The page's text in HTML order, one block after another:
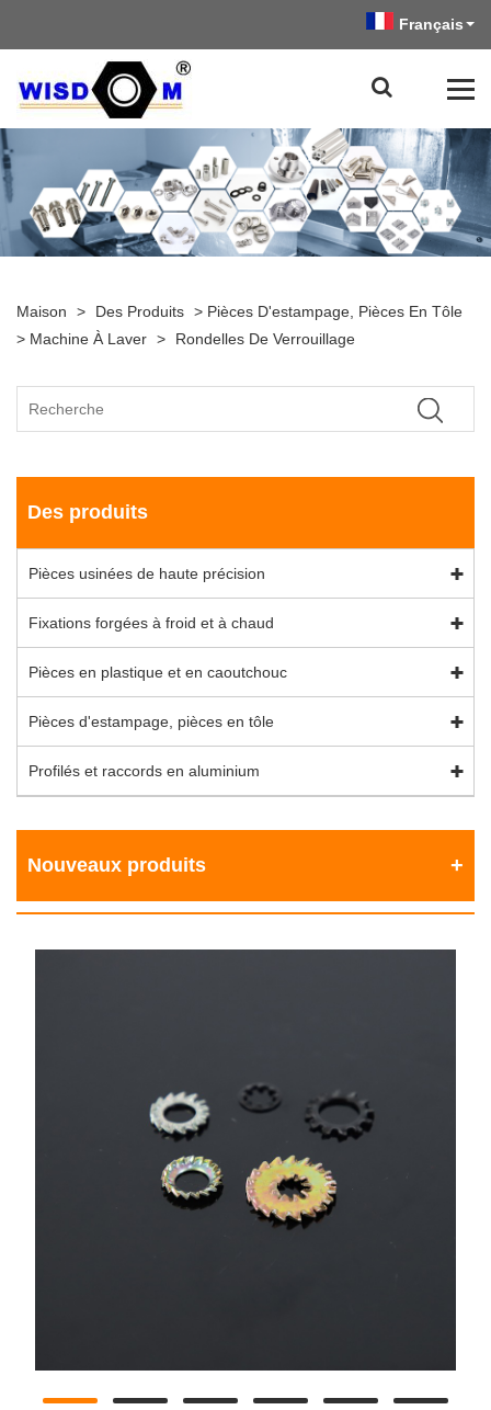
Français
Maison > Des Produits > Pièces D'estampage, Pièces En Tôle
> Machine À Laver > Rondelles De Verrouillage
Des produits
Pièces usinées de haute précision
Fixations forgées à froid et à chaud
Pièces en plastique et en caoutchouc
Pièces d'estampage, pièces en tôle
Profilés et raccords en aluminium
Nouveaux produits